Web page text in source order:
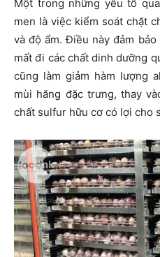
Một trong những yếu tố
men là việc kiểm soát chặt
và độ ẩm. Điều này đảm
mất đi các chất dinh dưỡng
cũng làm giảm hàm lượng
mùi hăng đặc trưng, thay
chất sulfur hữu cơ có lợi cho